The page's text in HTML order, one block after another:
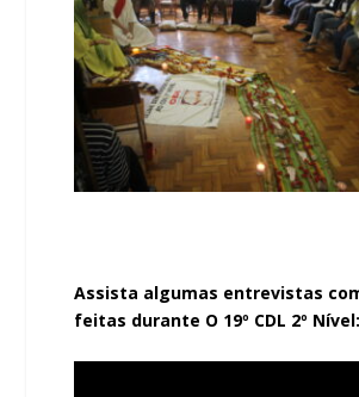
Assista algumas entrevistas
feitas durante O 19º CDL 2º Nível: